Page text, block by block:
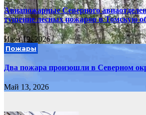
Авиапожарные Северного
тушение лесных пожаров в Томскую
Июн 19, 2026
Пожары
Два пожара произошли в Северном
Май 13, 2026